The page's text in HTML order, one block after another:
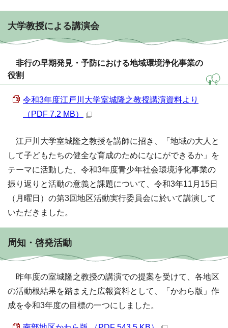
大学教授による講演会
非行の早期発見・予防における地域環境浄化事業の
役割
令和3年度江戸川大学室城隆之教授講演資料より
（PDF 7.2 MB）
江戸川大学室城隆之教授を講師に招き、「地域の大人と
して子どもたちの健全な育成のためになにができるか」を
テーマに活動した、令和3年度青少年社会環境浄化事業の
振り返りと活動の意義と課題について、令和3年11月15日
（月曜日）の第3回地区活動実行委員会に於いて講演して
いただきました。
周知・啓発活動
昨年度の室城隆之教授の講演での提案を受けて、各地区
の活動根結果を踏まえた広報資料として、「かわら版」作
成を令和3年度の目標の一つにしました。